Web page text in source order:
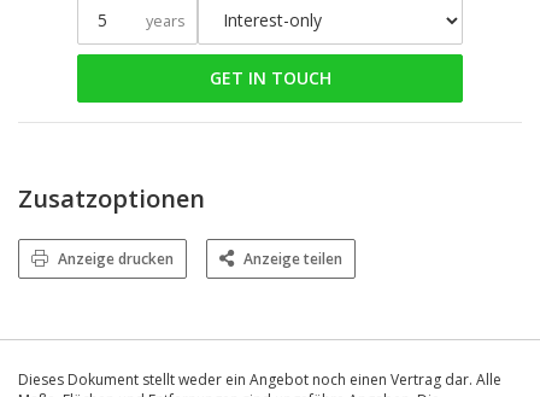
years
GET IN TOUCH
Zusatzoptionen
Anzeige drucken Anzeige teilen
Dieses Dokument stellt weder ein Angebot noch einen Vertrag dar. Alle